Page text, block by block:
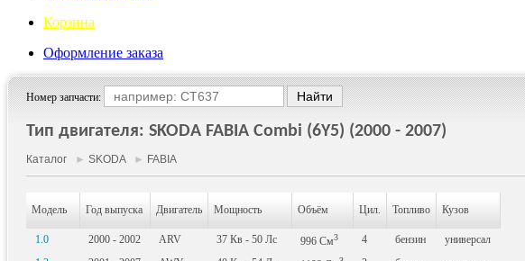
Корзина
Оформление заказа
Номер запчасти:
Тип двигателя: SKODA FABIA Combi (6Y5) (2000 - 2007)
Каталог ► SKODA► FABIA
Модель Год выпуска Двигатель Мощность Объём Цил. Топливо Кузов
1.0 2000 - 2002 ARV 37 Кв - 50 Лс 996 См3 4 бензин
универсал